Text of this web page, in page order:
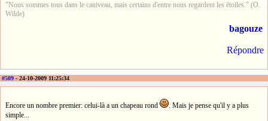
"Nous sommes tous dans le caniveau, mais certains d'entre nous regardent les étoiles." (O.
Wilde)
bagouze
Répondre
#509 - 24-10-2009 11:25:34
Encore un nombre premier: celui-là a un chapeau rond
. Mais je pense qu'il y a plus
simple...